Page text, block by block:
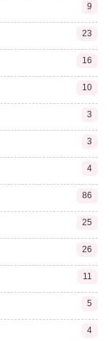
9
23
16
10
3
3
4
86
25
26
11
5
4